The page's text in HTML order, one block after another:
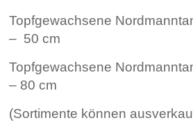
Topfgewachsene
– 50 cm
Topfgewachsene
– 80 cm
(Sortimente können